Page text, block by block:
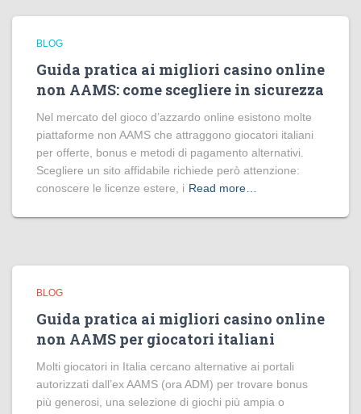
BLOG
Guida pratica ai migliori casino online
non AAMS: come scegliere in sicurezza
Nel mercato del gioco d’azzardo online esistono molte
piattaforme non AAMS che attraggono giocatori italiani
per offerte, bonus e metodi di pagamento alternativi.
Scegliere un sito affidabile richiede però attenzione:
conoscere le licenze estere, i Read more…
BLOG
Guida pratica ai migliori casino online
non AAMS per giocatori italiani
Molti giocatori in Italia cercano alternative ai portali
autorizzati dall’ex AAMS (ora ADM) per trovare bonus
più generosi, una selezione di giochi più ampia o